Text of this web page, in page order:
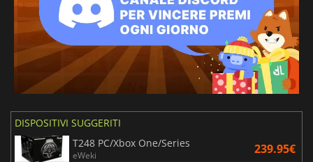
DISPOSITIVI SUGGERITI
T248 PC/Xbox One/Series
eWeki 239.95€